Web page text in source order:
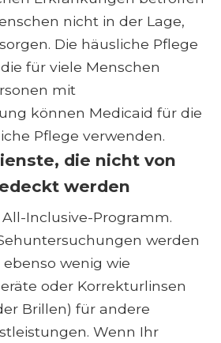
nicht in der Lage,
Die häusliche Pflege
für viele Menschen
mit
können Medicaid für die
Pflege verwenden.
die nicht von
werden
Inclusive-Programm.
werden
wenig wie
oder Korrekturlinsen
Brillen) für andere
Wenn Ihr